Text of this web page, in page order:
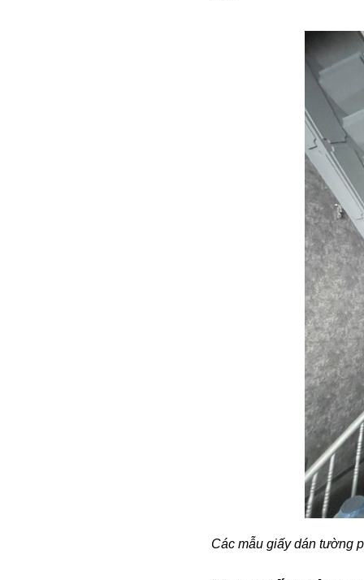
Các mẫu giấy dán tường